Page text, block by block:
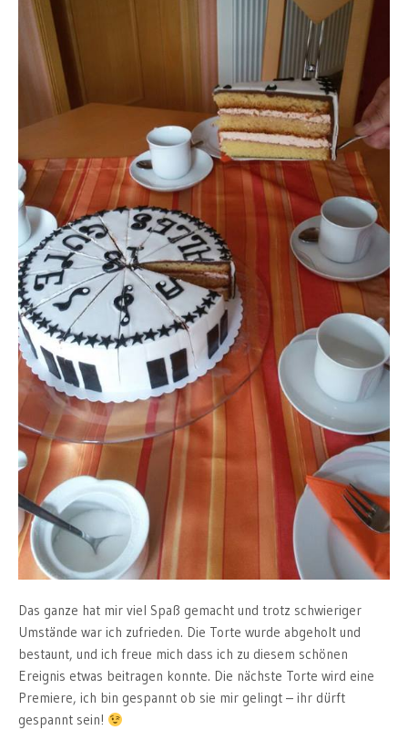
Das ganze hat mir viel Spaß gemacht und trotz schwieriger
Umstände war ich zufrieden. Die Torte wurde abgeholt und
bestaunt, und ich freue mich dass ich zu diesem schönen
Ereignis etwas beitragen konnte. Die nächste Torte wird eine
Premiere, ich bin gespannt ob sie mir gelingt – ihr dürft
gespannt sein!